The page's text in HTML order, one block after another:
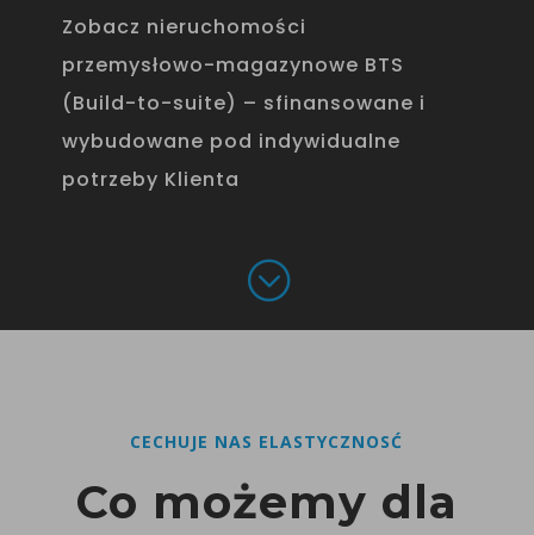
Zobacz nieruchomości
przemysłowo-magazynowe BTS
(Build-to-suite) – sfinansowane i
wybudowane pod indywidualne
potrzeby Klienta
;
CECHUJE NAS ELASTYCZNOSĆ
Co możemy dla